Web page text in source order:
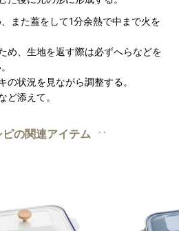
また蓋をして1分余熱で中まで火を
め、生地を返す際は必ずへらなどを
の状況を見ながら調整する。
ど添えて。
ピの関連アイテム